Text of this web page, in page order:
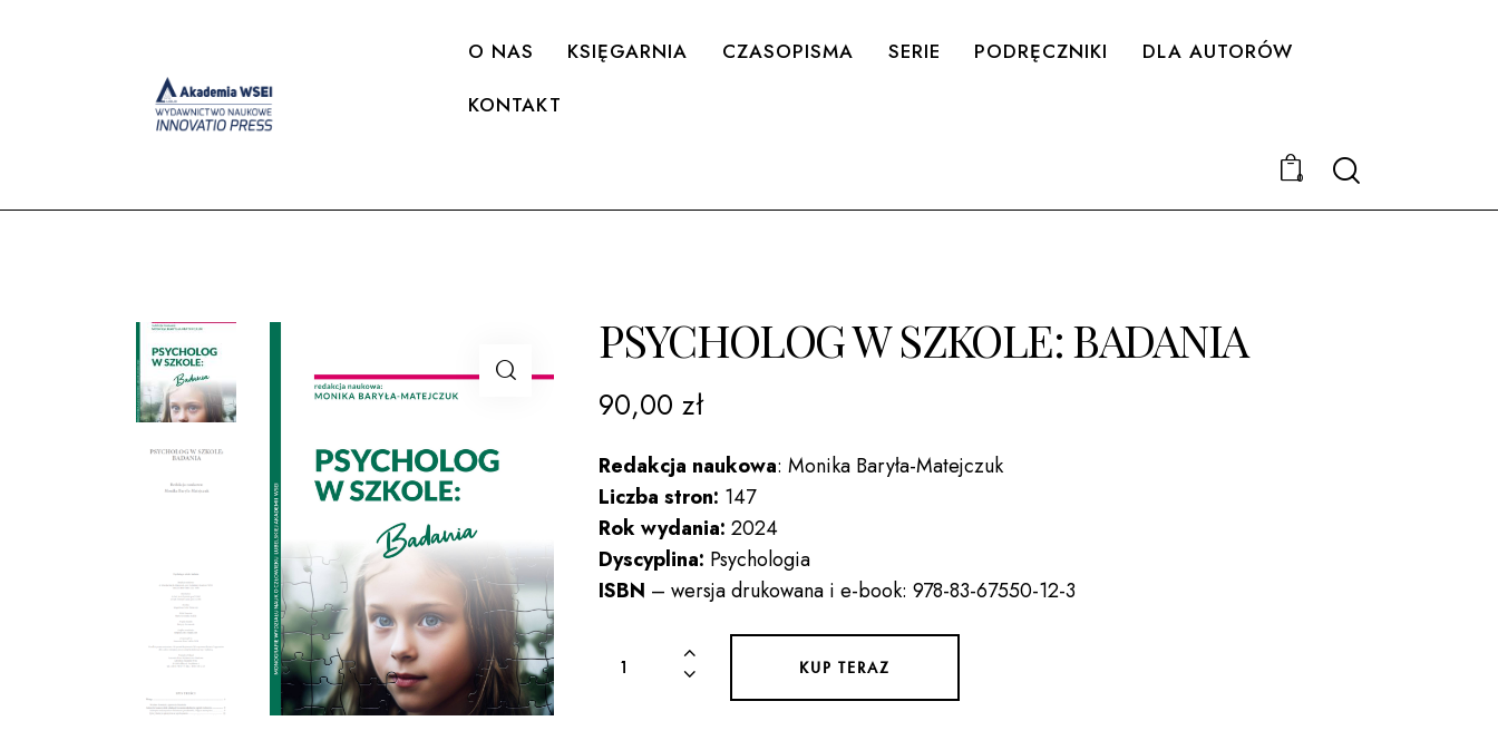
O NAS KSIĘGARNIA CZASOPISMA SERIE PODRĘCZNIKI
DLA AUTORÓW
KONTAKT
0 Search
PSYCHOLOG W SZKOLE: BADANIA
90,00zł
Redakcja naukowa: Monika Baryła-Matejczuk
Liczba stron: 147
Rok wydania:2024
Dyscyplina: Psychologia
ISBN – wersja drukowana i e-book: 978-83-67550-12-3
PSYCHOLOG
KUP TERAZ